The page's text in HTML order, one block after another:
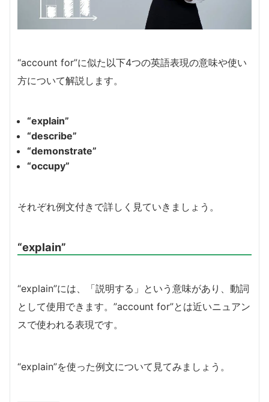
“account for”に似た以下4つの英語表現の意味や使い
方について解説します。
“explain”
“describe”
“demonstrate”
“occupy”
それぞれ例文付きで詳しく見ていきましょう。
“explain”
“explain”には、「説明する」という意味があり、動詞
として使用できます。”account for”とは近いニュアン
スで使われる表現です。
“explain”を使った例文について見てみましょう。